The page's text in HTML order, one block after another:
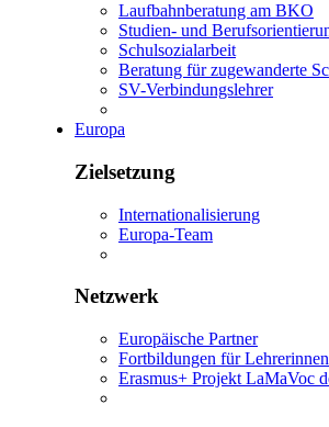
Laufbahnberatung am BKO
Studien- und
Schulsozialarbeit
Beratung für zugewanderte
SV-Verbindungslehrer
Europa
Zielsetzung
Internationalisierung
Europa-Team
Netzwerk
Europäische Partner
Fortbildungen für
Erasmus+ Projekt LaMaVoc